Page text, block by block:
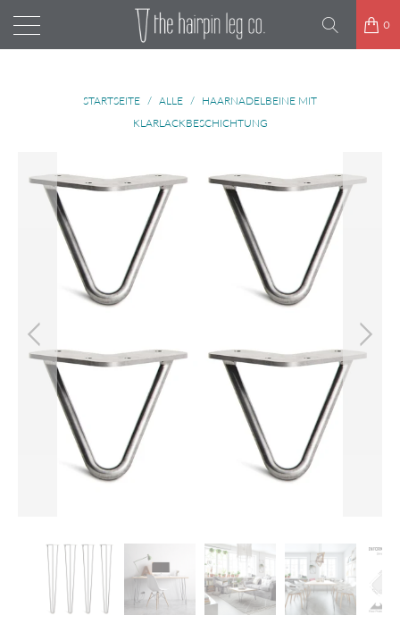
0
STARTSEITE / ALLE / HAARNADELBEINE MIT
KLARLACKBESCHICHTUNG